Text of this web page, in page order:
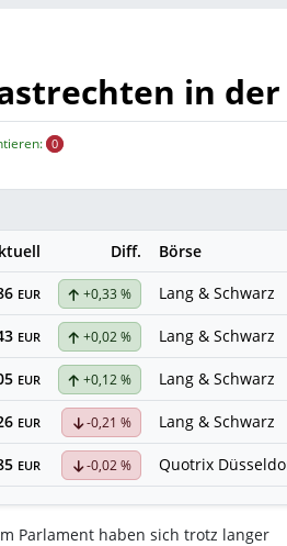
in
0
Diff.
Börse
EUR +0,33 % Lang & Schwarz
EUR +0,02 % Lang & Schwarz
EUR +0,12 % Lang & Schwarz
EUR -0,21 % Lang & Schwarz
EUR -0,02 % Quotrix
Parlament haben sich trotz langer